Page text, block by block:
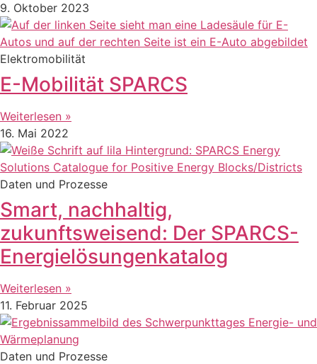
9. Oktober 2023
Elektromobilität
E-Mobilität SPARCS
Weiterlesen »
16. Mai 2022
Daten und Prozesse
Smart, nachhaltig,
zukunftsweisend: Der SPARCS-
Energielösungenkatalog
Weiterlesen »
11. Februar 2025
Daten und Prozesse